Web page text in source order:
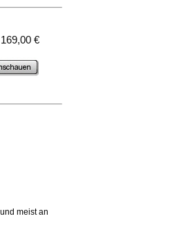
169,00 €
meist an